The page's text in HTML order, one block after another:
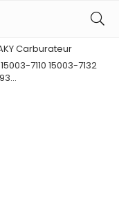
Carburateur
7110 15003-7132